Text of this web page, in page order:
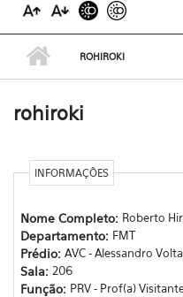
ROHIROKI
rohiroki
INFORMAÇÕES
Nome Completo: Roberto
Departamento: FMT
Prédio: AVC - Alessandro
Sala: 206
Função: PRV - Prof(a)